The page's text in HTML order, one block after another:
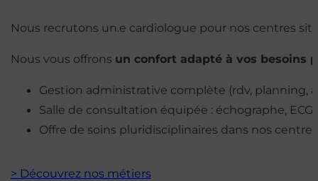
Nous recrutons un.e cardiologue pour nos centres
Nous vous offrons un confort adapté à vos besoins
Gestion administrative complète (rdv, planning,
Salle de consultation équipée : échographe,
Offre de soins pluridisciplinaires dans nos centres
> Découvrez nos métiers